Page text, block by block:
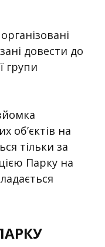
довести до
групи
об’єктів на
тільки за
Парку на